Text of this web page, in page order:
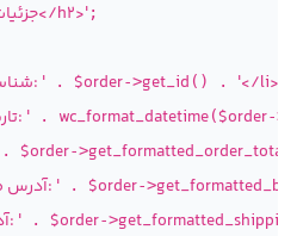
'<h2>جزئیات سفارش</h2>';
'<li>شناسه سفارش: ' . $order->get_id () . '</li>'
'<li>تاریخ سفارش: ' . wc_format_datetime($order->
. $order->get_formatted_order_total
'<li>آدرس صورتحساب: ' . $order->
'<li>آدرس ارسال: ' . $order->